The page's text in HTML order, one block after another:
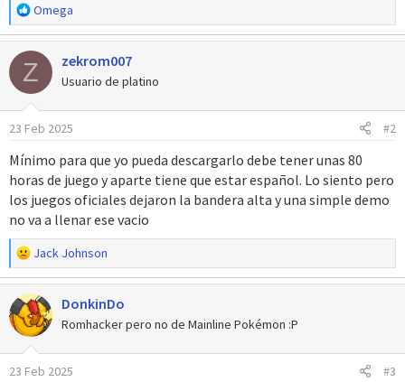
R
e
a
c
c
i
o
n
s
:
Omega
Z zekrom007
Usuario de platino
23 Feb 2025 #2
Mínimo para que yo pueda descargarlo debe tener unas 80
horas de juego y aparte tiene que estar español. Lo siento pero
los juegos oficiales dejaron la bandera alta y una simple demo
no va a llenar ese vacio
R
e
a
c
c
i
o
n
Jack Johnson
DonkinDo
Romhacker pero no de Mainline Pokémon :P
23 Feb 2025 #3